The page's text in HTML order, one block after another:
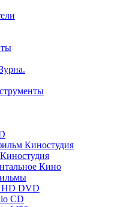
Киностудия
Кино
HD DVD
CD